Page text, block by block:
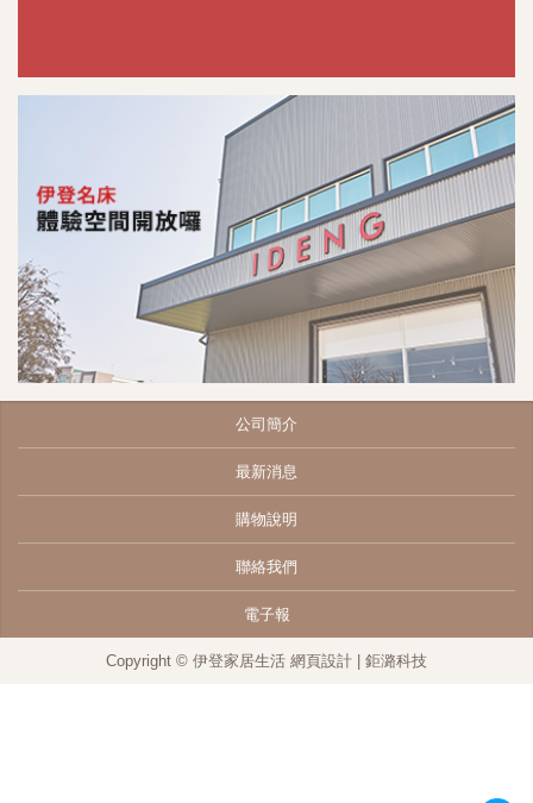
公司簡介
最新消息
購物說明
聯絡我們
電子報
Copyright © 伊登家居生活 網頁設計 | 鉅潞科技